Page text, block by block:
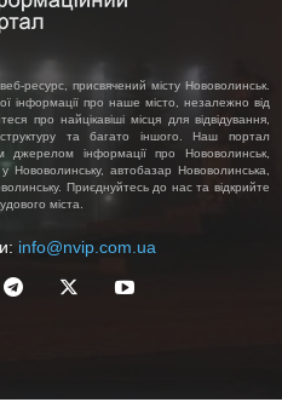
ресурс, присвячений місту Нововолинськ.
інформації про наше місто, незалежно від
про найцікавіші місця для відвідування,
та багато іншого. Наш портал
інформації про Нововолинськ,
Нововолинську, автобазар Нововолинська,
Приєднуйтесь до нас та відкрийте
міста.
info@nvip.com.ua